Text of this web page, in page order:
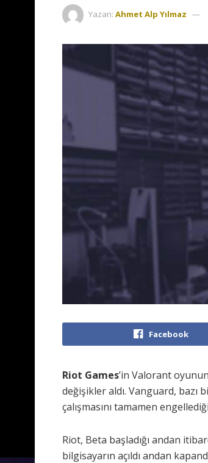
Yazan: Ahmet Alp Yılmaz
Facebook
Riot Games’in Valorant
değişikler aldı. Vanguard, bazı
çalışmasını tamamen
Riot, Beta başladığı andan
bilgisayarın açıldı andan